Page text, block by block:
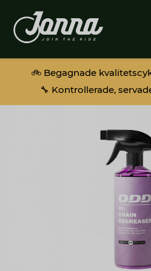
🚲 Begagnade
🔧 Kontrollerade,